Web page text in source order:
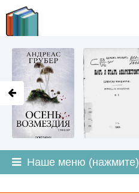
Наше меню (нажмите)
LITMIR.ORG